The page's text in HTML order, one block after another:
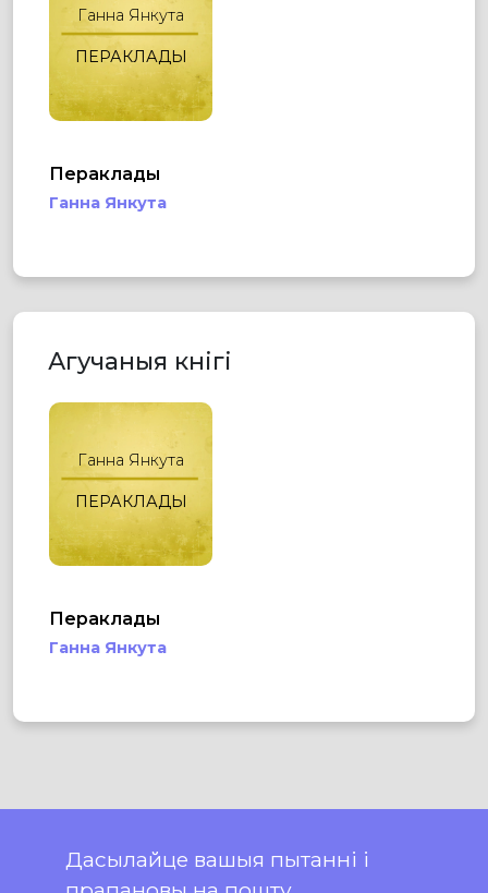
Ганна Янкута
ПЕРАКЛАДЫ
Пераклады
Ганна Янкута
Агучаныя кнігі
Ганна Янкута
ПЕРАКЛАДЫ
Пераклады
Ганна Янкута
Дасылайце вашыя пытанні і